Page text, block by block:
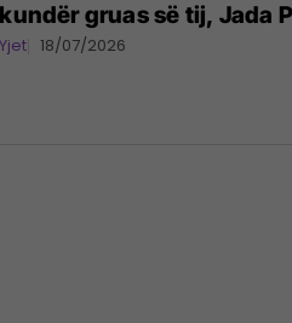
kundër gruas së tij, Jada
Yjet 18/07/2026